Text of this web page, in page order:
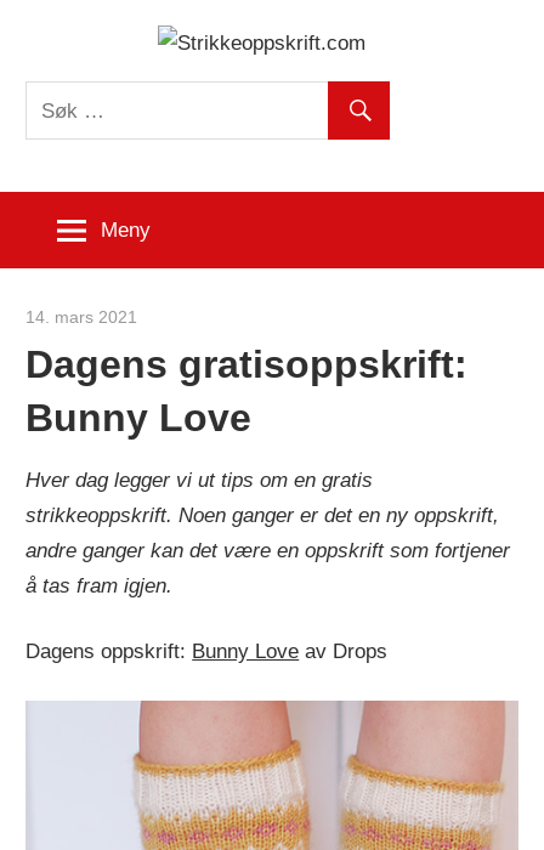
content
Meny
14. mars 2021
Dagens gratisoppskrift:
Bunny Love
Hver dag legger vi ut tips om en gratis
strikkeoppskrift. Noen ganger er det en ny oppskrift,
andre ganger kan det være en oppskrift som fortjener
å tas fram igjen.
Dagens oppskrift: Bunny Love av Drops